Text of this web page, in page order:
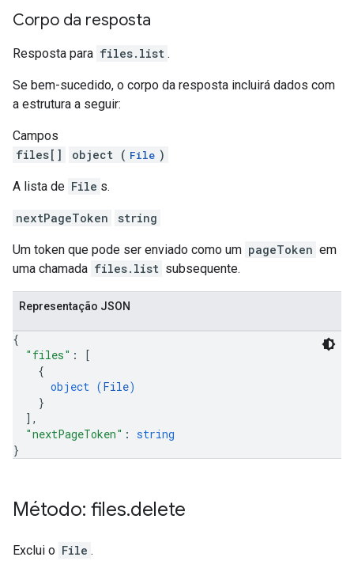
Corpo da resposta
Resposta para files.list .
Se bem-sucedido, o corpo da resposta incluirá dados com
a estrutura a seguir:
Campos
files[]
object ( File )
A lista de File s.
nextPageToken string
Um token que pode ser enviado como um pageToken em
uma chamada files.list subsequente.
Representação JSON
{
"files" :
[
{
object (File)
}
] ,
"nextPageToken" : string
}
Método: files.delete
Exclui o File .